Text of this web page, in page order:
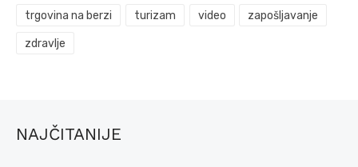
trgovina na berzi turizam video zapošljavanje
zdravlje
NAJČITANIJE